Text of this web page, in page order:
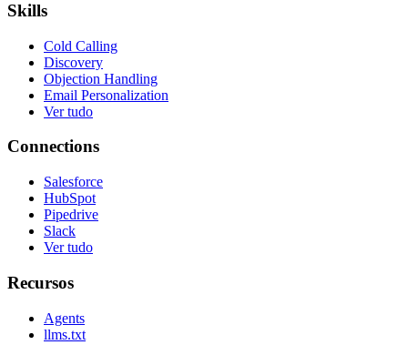
Skills
Cold Calling
Discovery
Objection Handling
Email Personalization
Ver tudo
Connections
Salesforce
HubSpot
Pipedrive
Slack
Ver tudo
Recursos
Agents
llms.txt